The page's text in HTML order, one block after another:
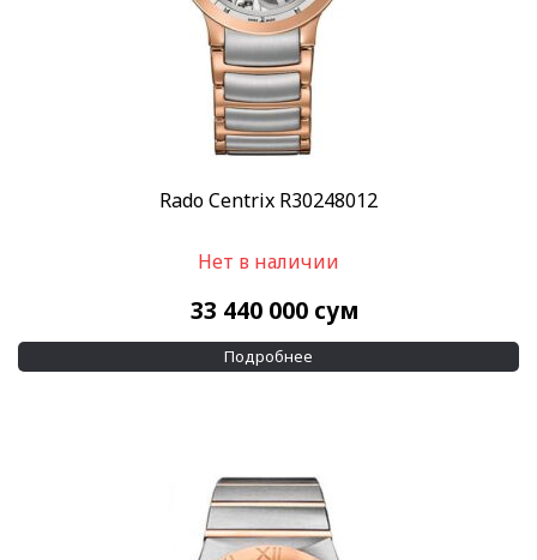
Rado Centrix R30248012
Нет в наличии
33 440 000 сум
Подробнее